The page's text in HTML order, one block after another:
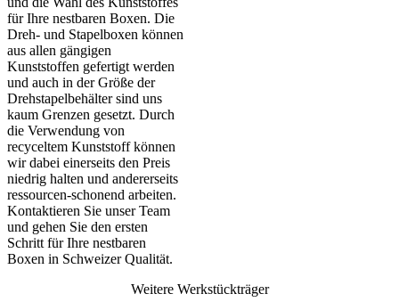
für Ihre nestbaren Boxen. Die
Dreh- und Stapelboxen können
aus allen gängigen
Kunststoffen gefertigt werden
und auch in der Größe der
Drehstapelbehälter sind uns
kaum Grenzen gesetzt. Durch
die Verwendung von
recyceltem Kunststoff können
wir dabei einerseits den Preis
niedrig halten und andererseits
ressourcen-schonend arbeiten.
Kontaktieren Sie unser Team
und gehen Sie den ersten
Schritt für Ihre nestbaren
Boxen in Schweizer Qualität.
Weitere Werkstückträger